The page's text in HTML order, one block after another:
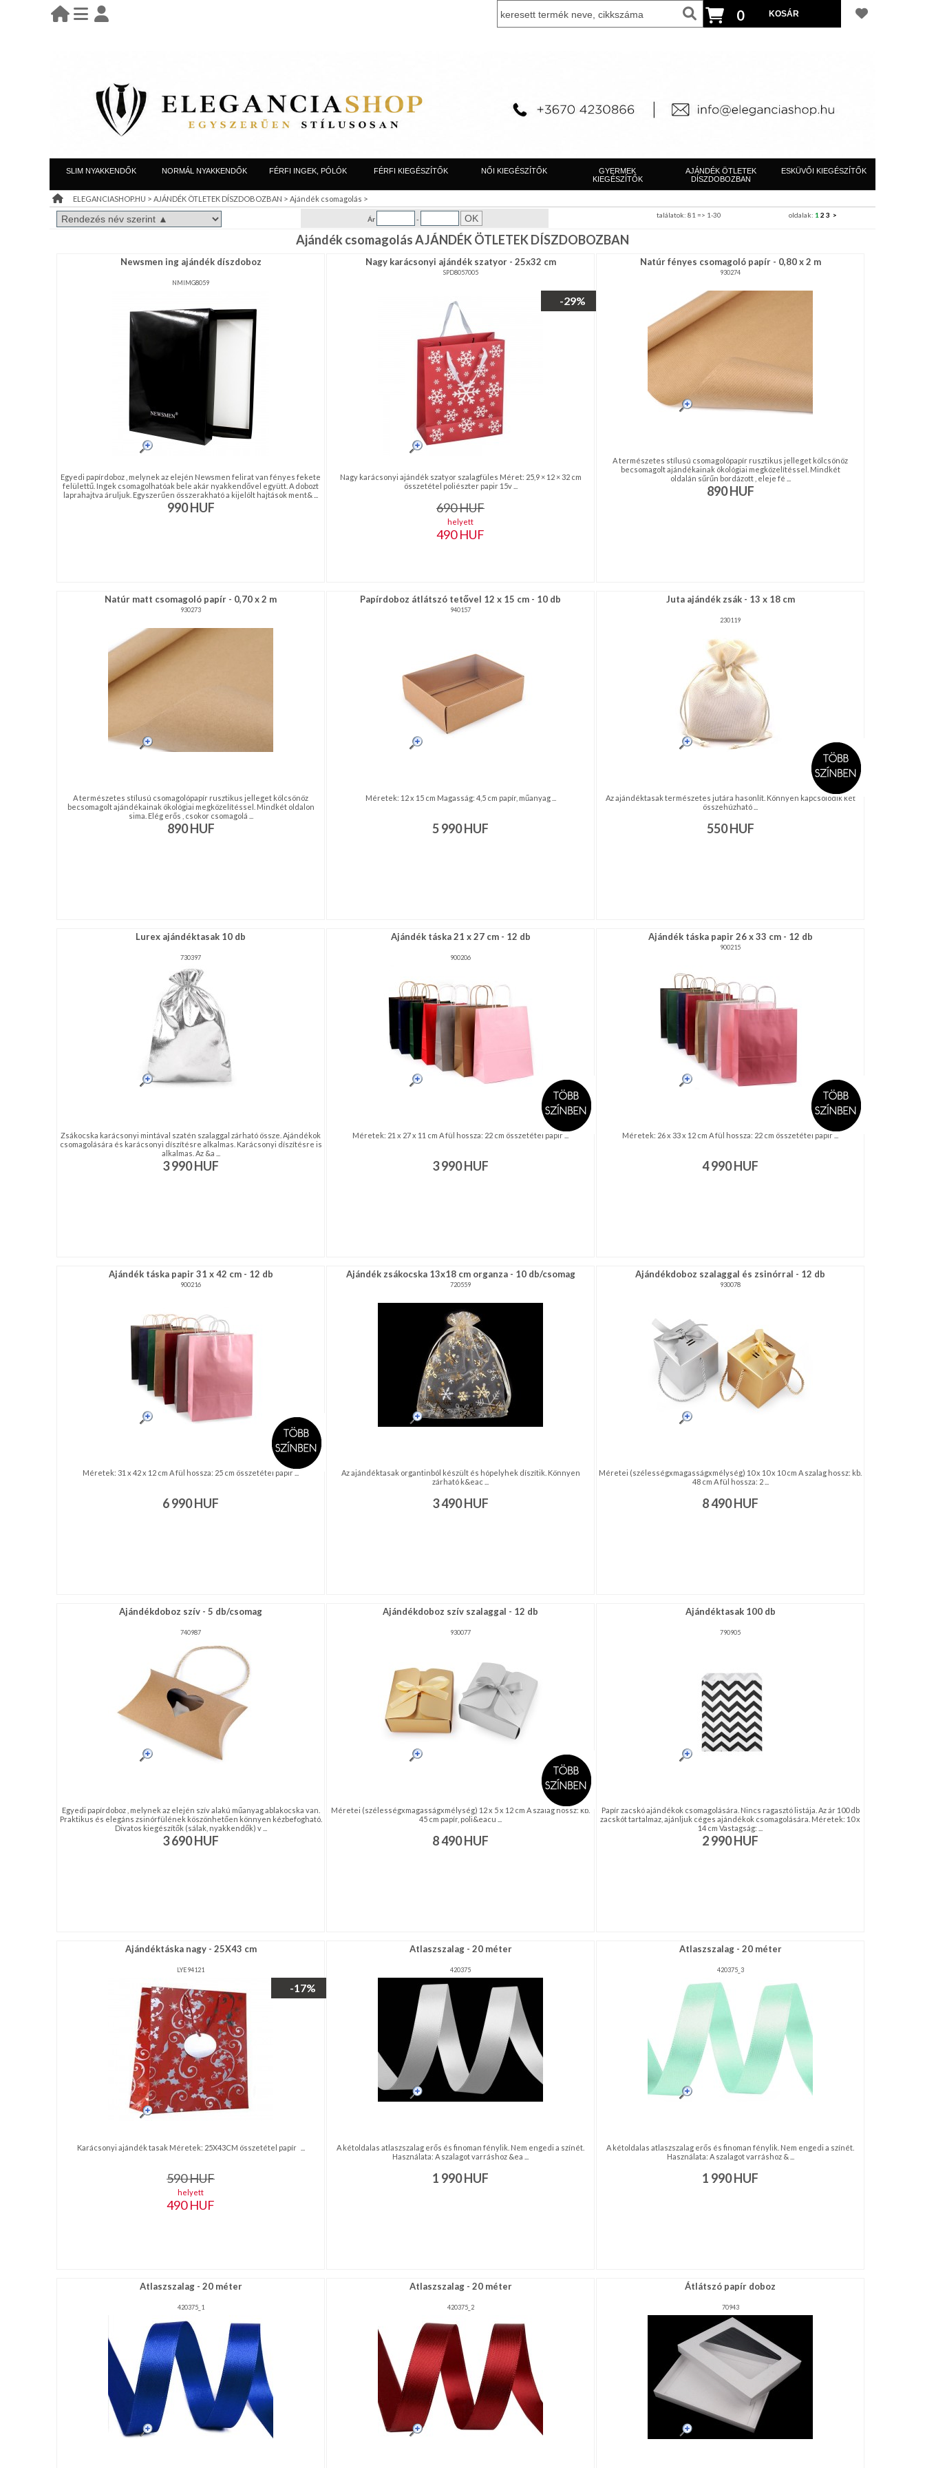
KEZDŐLAP
LEÁRAZÁS
TÁJÉKOZTATÓ
(ÁSZF)
NAGYKERESKEDELEM
MÉRETTÁBLÁZAT
TERMÉKEK
regisztráció
információ
0
SLIM NYAKKENDŐK NORMÁL NYAKKENDŐK FÉRFI INGEK, PÓLÓK FÉRFI KIEGÉSZÍTŐK NŐI KIEGÉSZÍTŐK
GYERMEK
KIEGÉSZÍTŐK
AJÁNDÉK ÖTLETEK
DÍSZDOBOZBAN
ESKÜVŐI KIEGÉSZÍTŐK
ELEGANCIASHOP.HU > AJÁNDÉK ÖTLETEK DÍSZDOBOZBAN > Ajándék csomagolás >
Ár - oldalak: 1 2 3 >
találatok: 81 => 1-30
Ajándék csomagolás AJÁNDÉK ÖTLETEK DÍSZDOBOZBAN
Newsmen ing ajándék díszdoboz
NMIMG8059
Egyedi papírdoboz , melynek az elején Newsmen felirat van fényes fekete
felülettű. Ingek csomagolhatóak bele akár nyakkendővel együtt. A dobozt
laprahajtva áruljuk. Egyszerűen összerakható a kijelölt hajtások ment& ...
990HUF
Nagy karácsonyi ajándék szatyor - 25x32 cm
SPD8057005
-29%
Nagy karácsonyi ajándék szatyor szalagfüles Méret: 25,9 × 12 × 32 cm
összetétel poliészter papir 15v ...
690HUF
helyett
490HUF
Natúr fényes csomagoló papír - 0,80 x 2 m
930274
A természetes stílusú csomagolópapír rusztikus jelleget kölcsönöz
becsomagolt ajándékainak ökológiai megközelítéssel. Mindkét
oldalán sűrűn bordázott , eleje fé ...
890HUF
Natúr matt csomagoló papír - 0,70 x 2 m
930273
A természetes stílusú csomagolópapír rusztikus jelleget kölcsönöz
becsomagolt ajándékainak ökológiai megközelítéssel. Mindkét oldalon
sima. Elég erős , csokor csomagolá ...
890HUF
Papírdoboz átlátszó tetővel 12 x 15 cm - 10 db
940157
Méretek: 12 x 15 cm Magasság: 4,5 cm papír, műanyag ...
5 990HUF
Juta ajándék zsák - 13 x 18 cm
230119
Az ajándéktasak természetes jutára hasonlít. Könnyen kapcsolódik két
összehúzható ...
550HUF
Lurex ajándéktasak 10 db
730397
Zsákocska karácsonyi mintával szatén szalaggal zárható össze. Ajándékok
csomagolására és karácsonyi díszítésre alkalmas. Karácsonyi díszítésre is
alkalmas. Az &a ...
3 990HUF
Ajándék táska 21 x 27 cm - 12 db
900206
Méretek: 21 x 27 x 11 cm A fül hossza: 22 cm összetétel papír ...
3 990HUF
Ajándék táska papir 26 x 33 cm - 12 db
900215
Méretek: 26 x 33 x 12 cm A fül hossza: 22 cm összetétel papír ...
4 990HUF
Ajándék táska papir 31 x 42 cm - 12 db
900216
Méretek: 31 x 42 x 12 cm A fül hossza: 25 cm összetétel papír ...
6 990HUF
Ajándék zsákocska 13x18 cm organza - 10 db/csomag
720559
Az ajándéktasak organtinból készült és hópelyhek díszítik. Könnyen
zárható k&eac ...
3 490HUF
Ajándékdoboz szalaggal és zsinórral - 12 db
930078
Méretei (szélességxmagasságxmélység) 10 x 10 x 10 cm A szalag hossz: kb.
48 cm A fül hossza: 2 ...
8 490HUF
Ajándékdoboz szív - 5 db/csomag
740987
Egyedi papírdoboz , melynek az elején szív alakú műanyag ablakocska van.
Praktikus és elegáns zsinórfülének köszönhetően könnyen kézbefogható.
Divatos kiegészítők (sálak, nyakkendők) v ...
3 690HUF
Ajándékdoboz szív szalaggal - 12 db
930077
Méretei (szélességxmagasságxmélység) 12 x 5 x 12 cm A szalag hossz: kb.
45 cm papír, poli&eacu ...
8 490HUF
Ajándéktasak 100 db
790905
Papír zacskó ajándékok csomagolására. Nincs ragasztó listája. Az ár 100 db
zacskót tartalmaz, ajánljuk céges ajándékok csomagolására. Méretek: 10 x
14 cm Vastagság: ...
2 990HUF
Ajándéktáska nagy - 25X43 cm
LYE94121
-17%
Karácsonyi ajándék tasak Méretek: 25X43CM összetétel papír ...
590HUF
helyett
490HUF
Atlaszszalag - 20 méter
420375
A kétoldalas atlaszszalag erős és finoman fénylik. Nem engedi a színét.
Használata: A szalagot varráshoz &ea ...
1 990HUF
Atlaszszalag - 20 méter
420375_3
A kétoldalas atlaszszalag erős és finoman fénylik. Nem engedi a színét.
Használata: A szalagot varráshoz & ...
1 990HUF
Atlaszszalag - 20 méter
420375_1
Atlaszszalag - 20 méter
420375_2
Átlátszó papír doboz
70943